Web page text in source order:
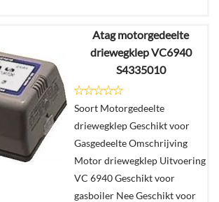
€103,76
€74,12
In
winkelmand
Atag motorgedeelte
driewegklep VC6940
S4335010
Soort Motorgedeelte
driewegklep Geschikt voor
Gasgedeelte Omschrijving
Motor driewegklep Uitvoering
VC 6940 Geschikt voor
gasboiler Nee Geschikt voor